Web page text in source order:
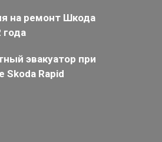
на ремонт Шкода
года
эвакуатор при
Skoda Rapid